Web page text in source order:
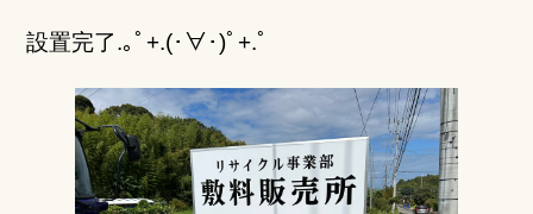
設置完了.｡ﾟ +.(･∀･)ﾟ +.ﾟ